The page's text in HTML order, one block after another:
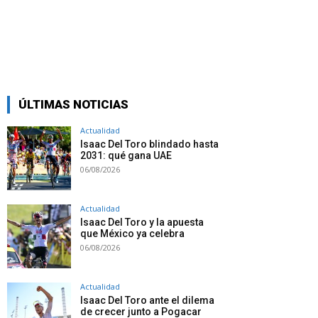
ÚLTIMAS NOTICIAS
Actualidad
Isaac Del Toro blindado hasta
2031: qué gana UAE
06/08/2026
Actualidad
Isaac Del Toro y la apuesta
que México ya celebra
06/08/2026
Actualidad
Isaac Del Toro ante el dilema
de crecer junto a Pogacar